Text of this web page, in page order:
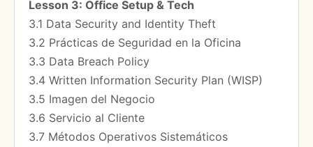
Lesson 3: Office Setup & Tech
3.1 Data Security and Identity Theft
3.2 Prácticas de Seguridad en la Oficina
3.3 Data Breach Policy
3.4 Written Information Security Plan (WISP)
3.5 Imagen del Negocio
3.6 Servicio al Cliente
3.7 Métodos Operativos Sistemáticos